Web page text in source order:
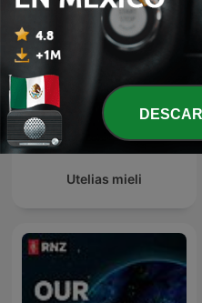
Utelias mieli